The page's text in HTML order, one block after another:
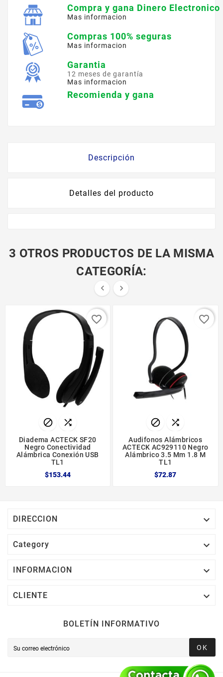
Compra y gana Dinero Electronico
Mas informacion
Compras 100% seguras
Mas informacion
Garantia
12 meses de garantía
Mas informacion
Recomienda y gana
Descripción
Detalles del producto
3 OTROS PRODUCTOS DE LA MISMA
CATEGORÍA:
 
 
Diadema ACTECK SF20
Negro Conectividad
Alámbrica Conexión USB
TL1
$153.44
favorite_border
 
Audifonos Alámbricos
ACTECK AC929110 Negro
Alámbrico 3.5 Mm 1.8 M
TL1
$72.87
favorite_border
DIRECCION 
Category 
INFORMACION 
CLIENTE 
BOLETÍN INFORMATIVO
OK